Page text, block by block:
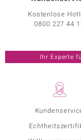
Kostenlose
0800 227 44
Ihr Experte